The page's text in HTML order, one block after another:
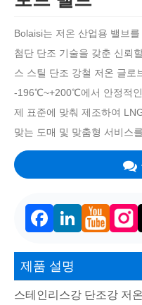
Bolaisi는 저온 산업용 밸브
첨단 단조 기술을 갖춘 신뢰
스 스틸 단조 강철 저온 글로
-196℃~+200℃에서 안정적
제 표준에 맞춰 제조하여
맞는 도매 및 맞춤형 서비스
FacebookLinkedIn
제품 설명
스테인리스강 단조강 저